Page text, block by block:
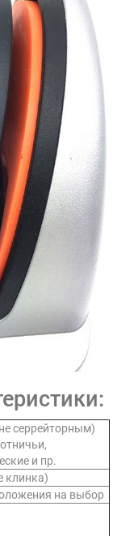
серрейторным)
и пр.
клинка)
на выбор